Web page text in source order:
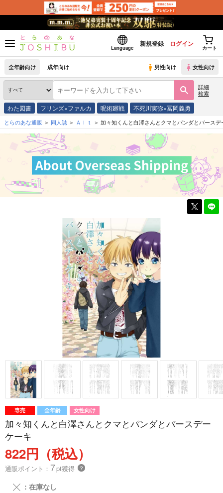
Language
新規登録 ログイン
カート
全年齢向け 成年向け 男性向け 女性向け
詳細
検索
わた図書 フリンズ×ファルカ 呪術廻戦 不死川実弥×冨岡義勇
とらのあな通販 同人誌 Ａｌｔ 加々知くんと白澤さんとクマとパンダとバースデ
専売 全年齢 女性向け
加々知くんと白澤さんとクマとパンダとバースデー
ケーキ
822円（税込）
通販ポイント： 7pt獲得 ？
╳ ：在庫なし